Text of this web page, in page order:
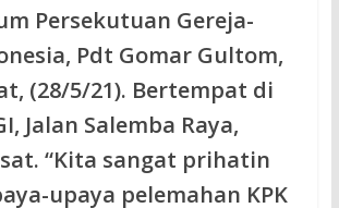
Persekutuan Gereja-
Pdt Gomar Gultom,
(28/5/21). Bertempat di
Jalan Salemba Raya,
“Kita sangat prihatin
upaya pelemahan KPK